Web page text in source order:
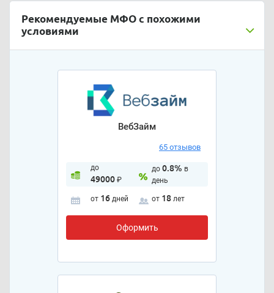
Рекомендуемые МФО с похожими
условиями
ВебЗайм
65 отзывов
до
49000₽
до 0.8% в
день
от 16 дней от 18 лет
Оформить